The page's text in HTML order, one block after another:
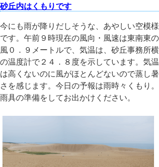
砂丘内はくもりです
今にも雨が降りだしそうな、あやしい空模様
です。午前９時現在の風向・風速は東南東の
風０．９メートルで、気温は、砂丘事務所横
の温度計で２４．８度を示しています。気温
は高くないのに風がほとんどないので蒸し暑
さを感じます。今日の予報は雨時々くもり。
雨具の準備をしてお出かけください。